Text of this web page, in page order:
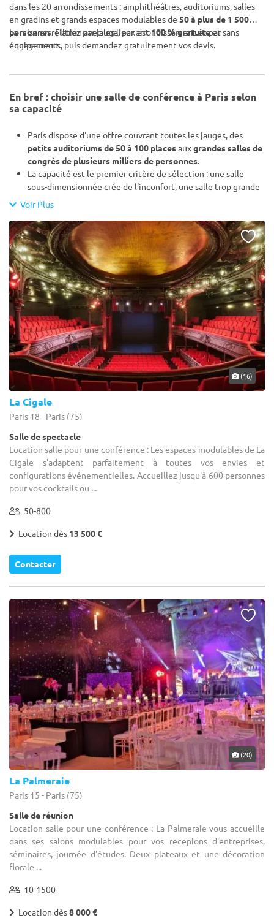
dans les 20 arrondissements : amphithéâtres, auditoriums, salles
en gradins et grands espaces modulables de 50 à plus de 1 500
personnes. Filtrez par jauge, par arrondissement et par
équipements, puis demandez gratuitement vos devis.
La mise en relation avec les lieux est100 % gratuiteet sans
engagement.
En bref : choisir une salle de conférence à Paris selon
sa capacité
Paris dispose d'une offre couvrant toutes les jauges, des
petits auditoriums de 50 à 100 placesauxgrandes salles de
congrès de plusieurs milliers de personnes.
La capacité est le premier critère de sélection : une salle
sous-dimensionnée crée de l'inconfort, une salle trop grande
nuit à l'ambiance et augmente les coûts techniques.
sonorisation et écran pour 50-100 personnes, régie
son/lumière et gradins pour 200-500, scène, traduction
simultanée et espaces satellites pour les très grandes
capacités.
Pour une conférence de50 à 200 personnes, comptez 3 à 4
semaines de délai de réservation minimum. Pour300
personnes et plusou une date en période chargée (rentrée
septembre-octobre, novembre, mars), prévoyez
6 à 8
semaines.
Pour les petits comités, les séminaires d'entreprise ou les
réunions de travail, consultez notre page dédiée :salle de
séminaire et de réunion à Paris.
Voir Plus
(16)
La Cigale
Paris 18 - Paris (75)
Salle de spectacle
Location salle pour une conférence : Les espaces modulables de La
Cigale s'adaptent parfaitement à toutes vos envies et
configurations événementielles. Accueillez jusqu'à 600 personnes
pour vos cocktails ou ...
50-800
Location dès 13 500 €
Contacter
(20)
La Palmeraie
Paris 15 - Paris (75)
Salle de réunion
Location salle pour une conférence : La Palmeraie vous accueille
dans ses salons modulables pour vos recepions d'entreprises,
séminaires, journée d'études. Deux plateaux et une décoration
florale ...
10-1500
Location dès8 000 €